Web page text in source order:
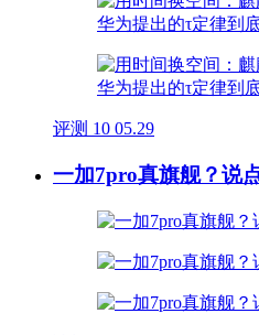
评测 10 05.29
一加7pro真旗舰？说